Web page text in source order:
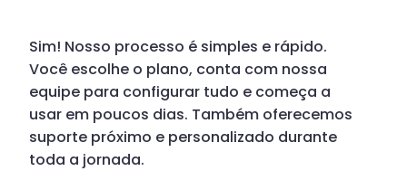
Sim! Nosso processo é simples e rápido.
Você escolhe o plano, conta com nossa
equipe para configurar tudo e começa a
usar em poucos dias. Também oferecemos
suporte próximo e personalizado durante
toda a jornada.